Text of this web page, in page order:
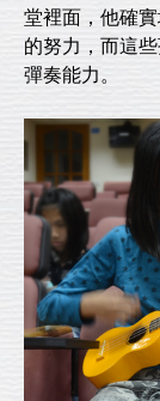
堂裡面，他確
的努力，而這
彈奏能力。